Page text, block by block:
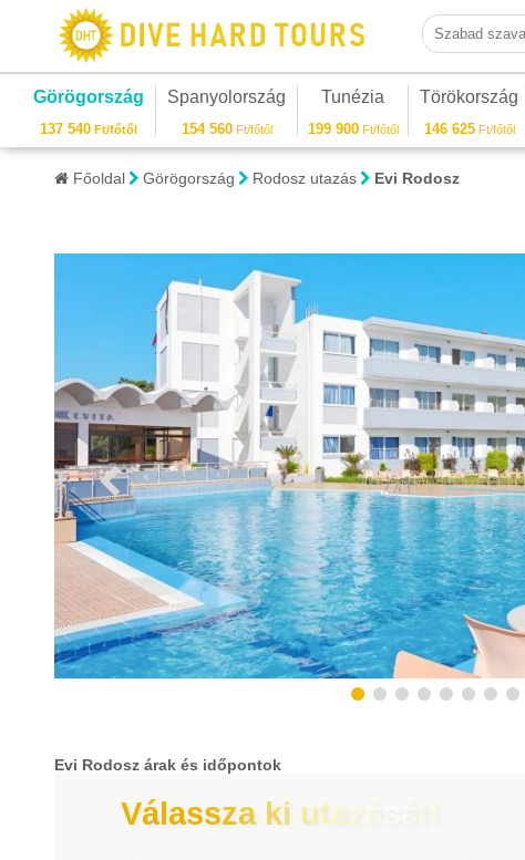
Szabad szavas
Görögország
137 540 Ft/főtől
Spanyolország
154 560Ft/főtől
Tunézia
199 900Ft/főtől
Törökország
146 625Ft/főtől
Főoldal Görögország Rodosz utazás Evi Rodosz
Evi Rodosz árak és időpontok
Válassza ki utazását!